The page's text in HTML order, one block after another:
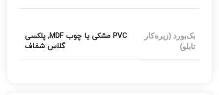
بک‌بورد (زیره‌کار
تابلو)
PVC مشکی یا چوب MDF , پلکسی
گلاس شفاف